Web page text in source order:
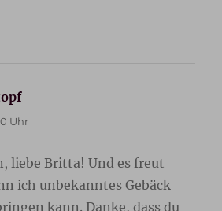
Uhr
liebe Britta! Und es freut
ich unbekanntes Gebäck
kann. Danke, dass du